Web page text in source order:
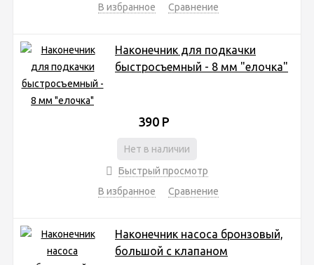
В избранное
Сравнение
Наконечник для подкачки
быстросъемный - 8 мм "елочка"
390 Р
Нет в наличии
Быстрый просмотр
В избранное
Сравнение
Наконечник насоса бронзовый,
большой с клапаном